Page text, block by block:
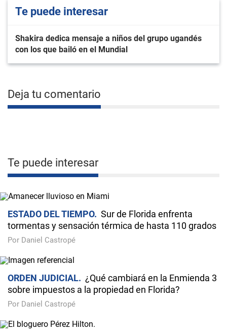
Te puede interesar
Shakira dedica mensaje a niños del grupo ugandés
con los que bailó en el Mundial
Deja tu comentario
Te puede interesar
ESTADO DEL TIEMPO
Sur de Florida enfrenta
tormentas y sensación térmica de hasta 110 grados
Por Daniel Castropé
ORDEN JUDICIAL
¿Qué cambiará en la Enmienda 3
sobre impuestos a la propiedad en Florida?
Por Daniel Castropé